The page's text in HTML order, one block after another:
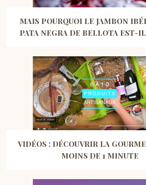
MAIS POURQUOI LE JAMBON
PATA NEGRA DE BELLOTA EST-
VIDÉOS : DÉCOUVRIR LA
MOINS DE 1 MINUTE